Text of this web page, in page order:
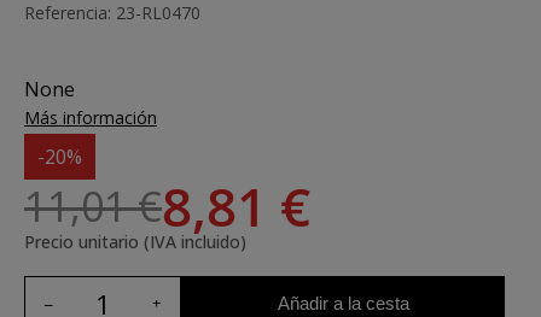
Referencia: 23-RL0470
None
Más información
-20%
11,01 €8,81 €
Precio unitario (IVA incluido)
Añadir a la cesta